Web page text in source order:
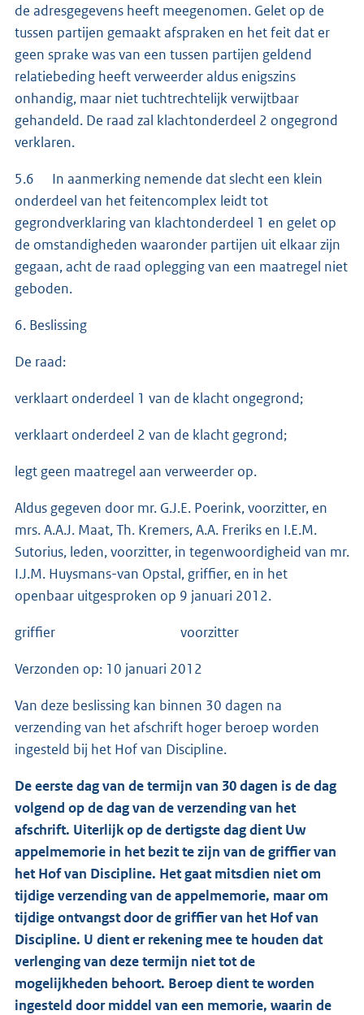
de adresgegevens heeft meegenomen. Gelet op de
tussen partijen gemaakt afspraken en het feit dat er
geen sprake was van een tussen partijen geldend
relatiebeding heeft verweerder aldus enigszins
onhandig, maar niet tuchtrechtelijk verwijtbaar
gehandeld. De raad zal klachtonderdeel 2 ongegrond
verklaren.
5.6 In aanmerking nemende dat slecht een klein
onderdeel van het feitencomplex leidt tot
gegrondverklaring van klachtonderdeel 1 en gelet op
de omstandigheden waaronder partijen uit elkaar zijn
gegaan, acht de raad oplegging van een maatregel niet
geboden.
6. Beslissing
De raad:
verklaart onderdeel 1 van de klacht ongegrond;
verklaart onderdeel 2 van de klacht gegrond;
legt geen maatregel aan verweerder op.
Aldus gegeven door mr. G.J.E. Poerink, voorzitter, en
mrs. A.A.J. Maat, Th. Kremers, A.A. Freriks en I.E.M.
Sutorius, leden, voorzitter, in tegenwoordigheid van mr.
I.J.M. Huysmans-van Opstal, griffier, en in het
openbaar uitgesproken op 9 januari 2012.
griffier voorzitter
Verzonden op: 10 januari 2012
Van deze beslissing kan binnen 30 dagen na
verzending van het afschrift hoger beroep worden
ingesteld bij het Hof van Discipline.
De eerste dag van de termijn van 30 dagen is de dag
volgend op de dag van de verzending van het
afschrift. Uiterlijk op de dertigste dag dient Uw
appelmemorie in het bezit te zijn van de griffier van
het Hof van Discipline. Het gaat mitsdien niet om
tijdige verzending van de appelmemorie, maar om
tijdige ontvangst door de griffier van het Hof van
Discipline. U dient er rekening mee te houden dat
verlenging van deze termijn niet tot de
mogelijkheden behoort. Beroep dient te worden
ingesteld door middel van een memorie, waarin de